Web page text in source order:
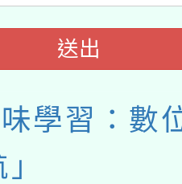
送出
學習：數